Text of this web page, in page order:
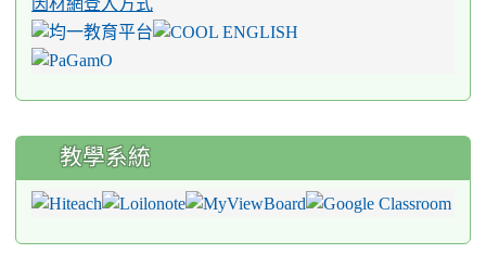
教學系統